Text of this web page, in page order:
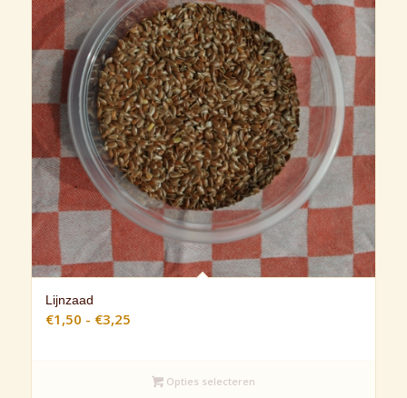
Lijnzaad
€1,50 - €3,25Prijsklasse:
€3,25Opties selecteren